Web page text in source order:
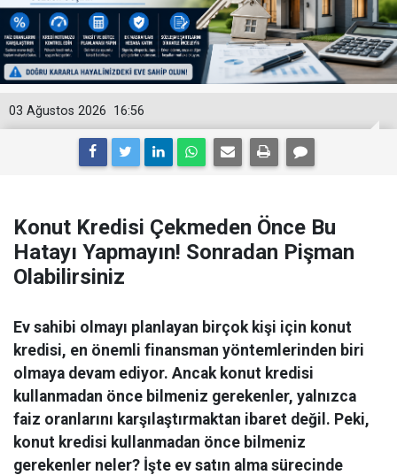
16:56
03 Ağustos 2026
Konut Kredisi Çekmeden Önce Bu
Hatayı Yapmayın! Sonradan Pişman
Olabilirsiniz
Ev sahibi olmayı planlayan birçok kişi için konut
kredisi, en önemli finansman yöntemlerinden biri
olmaya devam ediyor. Ancak konut kredisi
kullanmadan önce bilmeniz gerekenler, yalnızca
faiz oranlarını karşılaştırmaktan ibaret değil. Peki,
konut kredisi kullanmadan önce bilmeniz
gerekenler neler? İşte ev satın alma sürecinde